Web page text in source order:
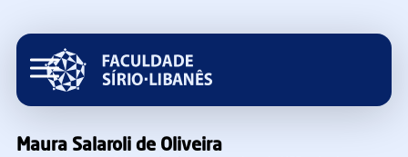
Maura Salaroli de Oliveira